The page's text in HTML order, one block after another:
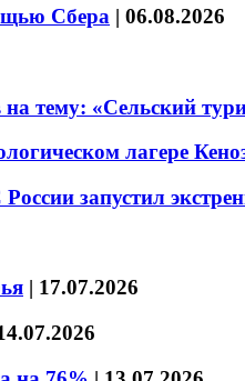
Сбера | 06.08.2026
тему: «Сельский
лагере
запустил
| 17.07.2026